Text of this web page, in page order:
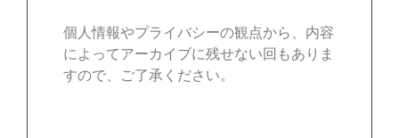
個人情報やプライバシーの観点から、内容
によってアーカイブに残せない回もありま
すので、ご了承ください。